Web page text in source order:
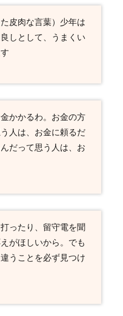
皮肉な言葉）少年は
しとして、うまくい
かかるわ。お金の方
人は、お金に頼るだ
だって思う人は、お
ったり、留守電を聞
がほしいから。でも
うことを必ず見つけ